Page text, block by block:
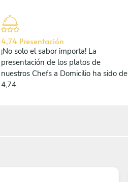
4,74 Presentación
¡No solo el sabor importa! La
presentación de los platos de
nuestros Chefs a Domicilio ha sido de
4,74.